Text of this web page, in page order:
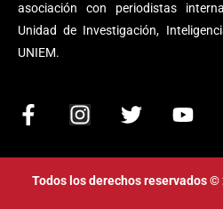
asociación con periodistas
Unidad de Investigación,
UNIEM.
F
a
c
e
I
n
s
t
T
i
t
Y
u
t
Todos los derechos reservados